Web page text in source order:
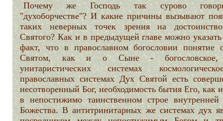
Почему же Господь так сурово
"духоборчестве"? И какие причины вызывают
таких неверных точек зрения на
Святого? Как и в предыдущей главе можно
факт, что в православном богословии понятие
Святом, как и о Сыне -
унитаристических системах
православных системах Дух Святой есть
несотворенный Бог, необходимость бытия Его, как
в непостижимо таинственном строе
Божества. В антитринитарных же системах дух